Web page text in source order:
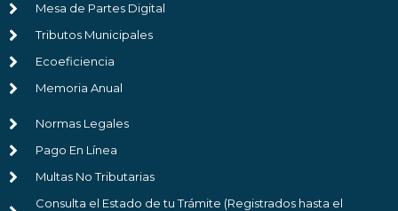
Mesa de Partes Digital
Tributos Municipales
Ecoeficiencia
Memoria Anual
Normas Legales
Pago En Línea
Multas No Tributarias
Consulta el Estado de tu Trámite (Registrados hasta el